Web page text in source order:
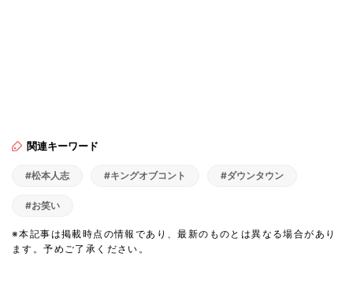
関連キーワード
#松本人志 #キングオブコント #ダウンタウン
#お笑い
※本記事は掲載時点の情報であり、最新のものとは異なる場合があり
ます。予めご了承ください。